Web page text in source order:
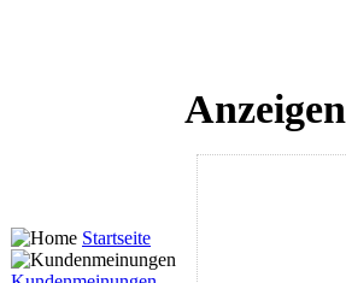
Startseite
Anzeigen